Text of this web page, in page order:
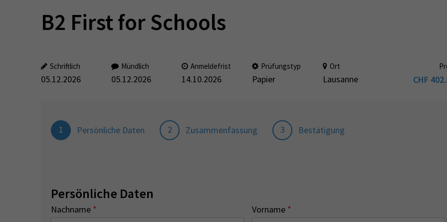
B2 First for Schools
Schriftlich
05.12.2026
Mündlich
05.12.2026
Anmeldefrist
14.10.2026
Prüfungstyp
Papier
Ort
Lausanne CHF
1 Persönliche Daten 2 Zusammenfassung 3 Bestätigung
Persönliche Daten
Nachname * Vorname *